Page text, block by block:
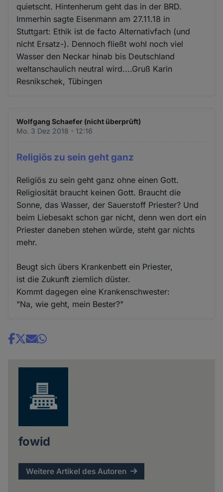
quietscht. Hintenherum geht das in der BRD.
Immerhin sagte Eisenmann am 27.11.18 in
Stuttgart: Ethik ist de facto Alternativfach (und
nicht Ersatz-). Dennoch fließt wohl noch viel
Wasser den Neckar hinab bis Deutschland
weltanschaulich neutral wird....Gruß Karin
Resnikschek, Tübingen
Wolfgang Schaefer (nicht überprüft)
Mo. 3 Dez 2018 - 12:16
Religiös zu sein geht ganz
Religiös zu sein geht ganz ohne einen Gott.
Religiosität braucht keinen Gott. Braucht die
Sonne, das Wasser, der Sauerstoff Priester? Und
beim Liebesakt schon gar nicht, denn wen dort ein
Priester daneben stehen würde, steht gar nichts
mehr.
Beugt sich übers Krankenbett ein Priester,
ist die Zukunft ziemlich düster.
Kommt dagegen eine Krankenschwester:
"Na, wie geht, mein Bester?"
Share
fowid
Weitere Artikel des Autoren